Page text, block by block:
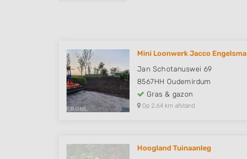
Mini Loonwerk Jacco Engelsma
Jan Schotanuswei 69
8567HH Oudemirdum
Gras & gazon
Op 2,64 km afstand
Hoogland Tuinaanleg